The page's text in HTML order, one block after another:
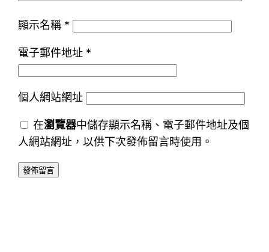
顯示名稱 *
電子郵件地址 *
個人網站網址
在瀏覽器中儲存顯示名稱、電子郵件地址及個
人網站網址，以供下次發佈留言時使用。